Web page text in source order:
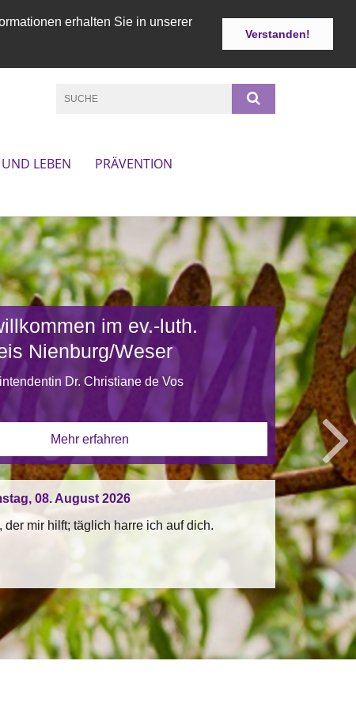
erhalten Sie in unserer
Verstanden!
LEBEN
PRÄVENTION
im ev.-luth.
Nienburg/Weser
Dr. Christiane de Vos
Mehr erfahren
08. August 2026
der mir hilft; täglich harre ich auf dich.